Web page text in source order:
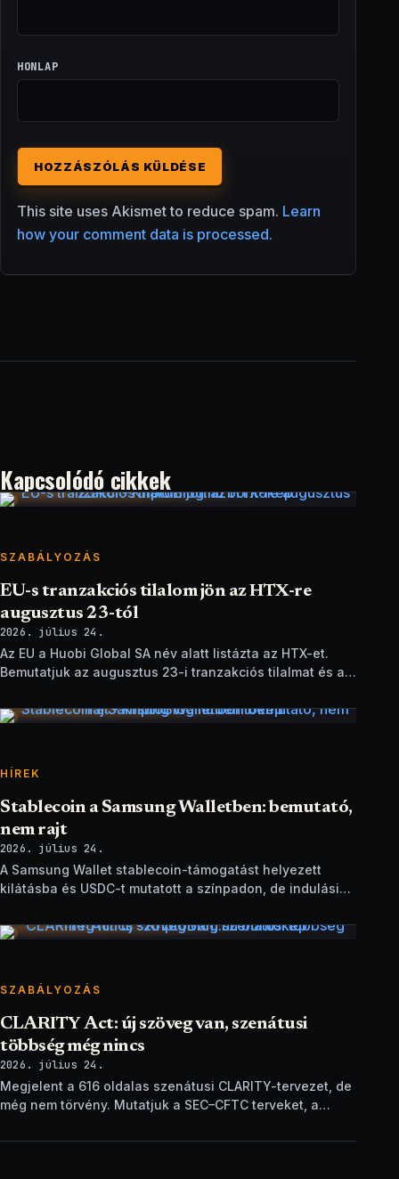
HONLAP
This site uses Akismet to reduce spam. Learn
how your comment data is processed.
Kapcsolódó cikkek
SZABÁLYOZÁS
EU-s tranzakciós tilalom jön az HTX-re
augusztus 23-tól
2026. július 24.
Az EU a Huobi Global SA név alatt listázta az HTX-et.
Bemutatjuk az augusztus 23-i tranzakciós tilalmat és a
HÍREK
Stablecoin a Samsung Walletben: bemutató,
nem rajt
2026. július 24.
A Samsung Wallet stablecoin-támogatást helyezett
kilátásba és USDC-t mutatott a színpadon, de indulási
SZABÁLYOZÁS
CLARITY Act: új szöveg van, szenátusi
többség még nincs
2026. július 24.
Megjelent a 616 oldalas szenátusi CLARITY-tervezet, de
még nem törvény. Mutatjuk a SEC–CFTC terveket, a